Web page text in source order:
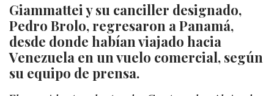
Giammattei y su canciller designado,
Pedro Brolo, regresaron a Panamá,
desde donde habían viajado hacia
Venezuela en un vuelo comercial, según
su equipo de prensa.